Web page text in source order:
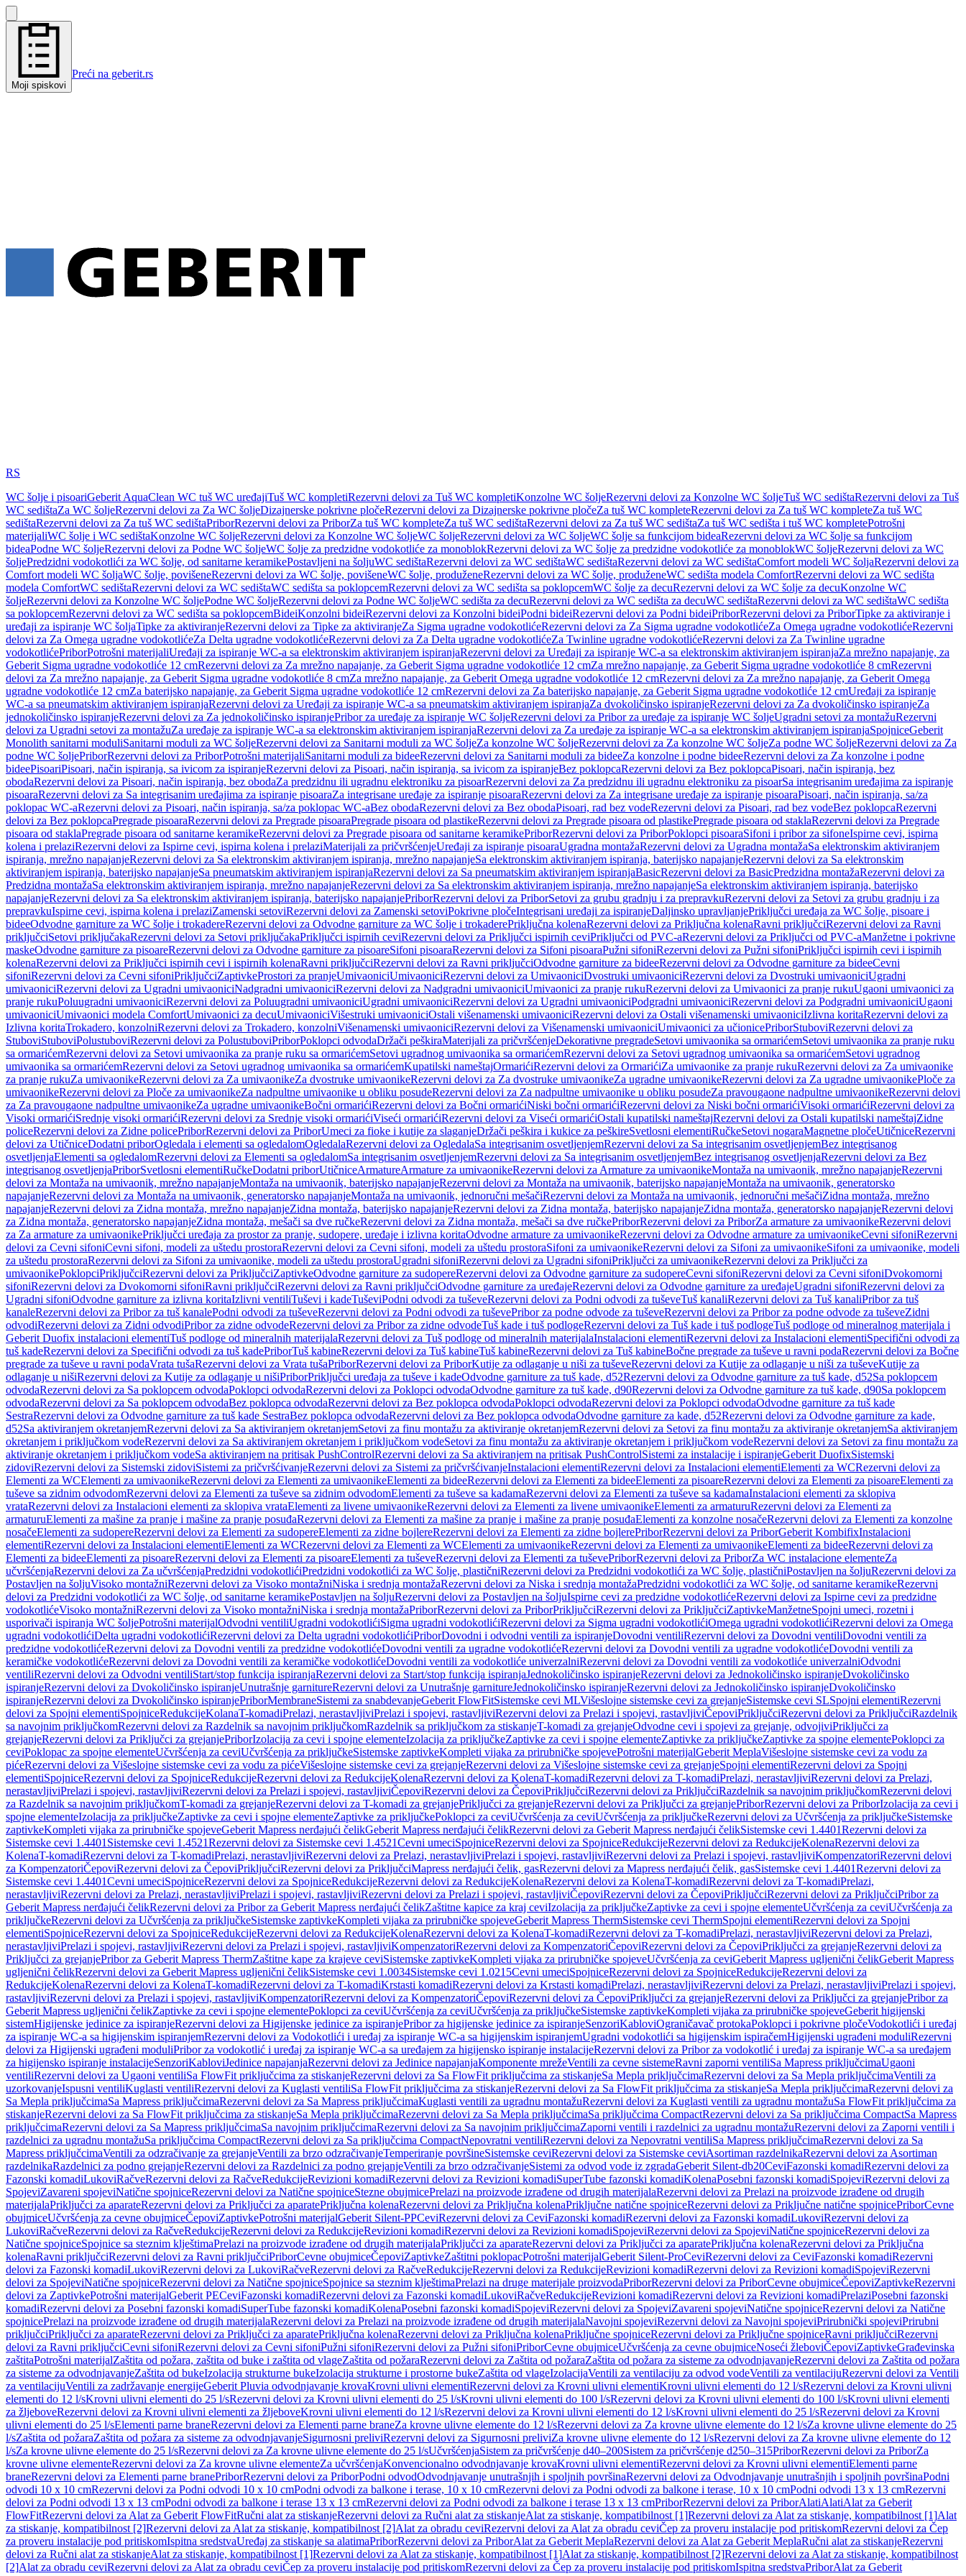
Moji spiskovi
Preći na geberit.rs
RS
WC šolje i pisoariGeberit AquaClean WC tuš WC uređajiTuš WC kompletiRezervni delovi za Tuš WC kompletiKonzolne WC šoljeRezervni delovi za Konzolne WC šoljeTuš WC sedištaRezervni delovi za Tuš
WC sedištaZa WC šoljeRezervni delovi za Za WC šoljeDizajnerske pokrivne pločeRezervni delovi za Dizajnerske pokrivne pločeZa tuš WC kompleteRezervni delovi za Za tuš WC kompleteZa tuš WC
sedištaRezervni delovi za Za tuš WC sedištaPriborRezervni delovi za PriborZa tuš WC kompleteZa tuš WC sedištaRezervni delovi za Za tuš WC sedištaZa tuš WC sedišta i tuš WC kompletePotrošni
materijaliWC šolje i WC sedištaKonzolne WC šoljeRezervni delovi za Konzolne WC šoljeWC šoljeRezervni delovi za WC šoljeWC šolje sa funkcijom bideaRezervni delovi za WC šolje sa funkcijom
bideaPodne WC šoljeRezervni delovi za Podne WC šoljeWC šolje za predzidne vodokotliće za monoblokRezervni delovi za WC šolje za predzidne vodokotliće za monoblokWC šoljeRezervni delovi za WC
šoljePredzidni vodokotlići za WC šolje, od sanitarne keramikePostavljeni na šoljuWC sedištaRezervni delovi za WC sedištaWC sedištaRezervni delovi za WC sedištaComfort modeli WC šoljaRezervni delovi za
Comfort modeli WC šoljaWC šolje, povišeneRezervni delovi za WC šolje, povišeneWC šolje, produženeRezervni delovi za WC šolje, produženeWC sedišta modela ComfortRezervni delovi za WC sedišta
modela ComfortWC sedištaRezervni delovi za WC sedištaWC sedišta sa poklopcemRezervni delovi za WC sedišta sa poklopcemWC šolje za decuRezervni delovi za WC šolje za decuKonzolne WC
šoljeRezervni delovi za Konzolne WC šoljePodne WC šoljeRezervni delovi za Podne WC šoljeWC sedišta za decuRezervni delovi za WC sedišta za decuWC sedištaRezervni delovi za WC sedištaWC sedišta
sa poklopcemRezervni delovi za WC sedišta sa poklopcemBideiKonzolni bideiRezervni delovi za Konzolni bideiPodni bideiRezervni delovi za Podni bideiPriborRezervni delovi za PriborTipke za aktiviranje i
uređaji za ispiranje WC šoljaTipke za aktiviranjeRezervni delovi za Tipke za aktiviranjeZa Sigma ugradne vodokotlićeRezervni delovi za Za Sigma ugradne vodokotlićeZa Omega ugradne vodokotlićeRezervni
delovi za Za Omega ugradne vodokotlićeZa Delta ugradne vodokotlićeRezervni delovi za Za Delta ugradne vodokotlićeZa Twinline ugradne vodokotlićeRezervni delovi za Za Twinline ugradne
vodokotlićePriborPotrošni materijaliUređaji za ispiranje WC-a sa elektronskim aktiviranjem ispiranjaRezervni delovi za Uređaji za ispiranje WC-a sa elektronskim aktiviranjem ispiranjaZa mrežno napajanje, za
Geberit Sigma ugradne vodokotliće 12 cmRezervni delovi za Za mrežno napajanje, za Geberit Sigma ugradne vodokotliće 12 cmZa mrežno napajanje, za Geberit Sigma ugradne vodokotliće 8 cmRezervni
delovi za Za mrežno napajanje, za Geberit Sigma ugradne vodokotliće 8 cmZa mrežno napajanje, za Geberit Omega ugradne vodokotliće 12 cmRezervni delovi za Za mrežno napajanje, za Geberit Omega
ugradne vodokotliće 12 cmZa baterijsko napajanje, za Geberit Sigma ugradne vodokotliće 12 cmRezervni delovi za Za baterijsko napajanje, za Geberit Sigma ugradne vodokotliće 12 cmUređaji za ispiranje
WC-a sa pneumatskim aktiviranjem ispiranjaRezervni delovi za Uređaji za ispiranje WC-a sa pneumatskim aktiviranjem ispiranjaZa dvokoličinsko ispiranjeRezervni delovi za Za dvokoličinsko ispiranjeZa
jednokoličinsko ispiranjeRezervni delovi za Za jednokoličinsko ispiranjePribor za uređaje za ispiranje WC šoljeRezervni delovi za Pribor za uređaje za ispiranje WC šoljeUgradni setovi za montažuRezervni
delovi za Ugradni setovi za montažuZa uređaje za ispiranje WC-a sa elektronskim aktiviranjem ispiranjaRezervni delovi za Za uređaje za ispiranje WC-a sa elektronskim aktiviranjem ispiranjaSpojniceGeberit
Monolith sanitarni moduliSanitarni moduli za WC šoljeRezervni delovi za Sanitarni moduli za WC šoljeZa konzolne WC šoljeRezervni delovi za Za konzolne WC šoljeZa podne WC šoljeRezervni delovi za Za
podne WC šoljePriborRezervni delovi za PriborPotrošni materijaliSanitarni moduli za bideeRezervni delovi za Sanitarni moduli za bideeZa konzolne i podne bideeRezervni delovi za Za konzolne i podne
bideePisoariPisoari, način ispiranja, sa ivicom za ispiranjeRezervni delovi za Pisoari, način ispiranja, sa ivicom za ispiranjeBez poklopcaRezervni delovi za Bez poklopcaPisoari, način ispiranja, bez
obodaRezervni delovi za Pisoari, način ispiranja, bez obodaZa predzidnu ili ugradnu elektroniku za pisoarRezervni delovi za Za predzidnu ili ugradnu elektroniku za pisoarSa integrisanim uređajima za ispiranje
pisoaraRezervni delovi za Sa integrisanim uređajima za ispiranje pisoaraZa integrisane uređaje za ispiranje pisoaraRezervni delovi za Za integrisane uređaje za ispiranje pisoaraPisoari, način ispiranja, sa/za
poklopac WC-aRezervni delovi za Pisoari, način ispiranja, sa/za poklopac WC-aBez obodaRezervni delovi za Bez obodaPisoari, rad bez vodeRezervni delovi za Pisoari, rad bez vodeBez poklopcaRezervni
delovi za Bez poklopcaPregrade pisoaraRezervni delovi za Pregrade pisoaraPregrade pisoara od plastikeRezervni delovi za Pregrade pisoara od plastikePregrade pisoara od staklaRezervni delovi za Pregrade
pisoara od staklaPregrade pisoara od sanitarne keramikeRezervni delovi za Pregrade pisoara od sanitarne keramikePriborRezervni delovi za PriborPoklopci pisoaraSifoni i pribor za sifoneIspirne cevi, ispirna
kolena i prelaziRezervni delovi za Ispirne cevi, ispirna kolena i prelaziMaterijali za pričvršćenjeUređaji za ispiranje pisoaraUgradna montažaRezervni delovi za Ugradna montažaSa elektronskim aktiviranjem
ispiranja, mrežno napajanjeRezervni delovi za Sa elektronskim aktiviranjem ispiranja, mrežno napajanjeSa elektronskim aktiviranjem ispiranja, baterijsko napajanjeRezervni delovi za Sa elektronskim
aktiviranjem ispiranja, baterijsko napajanjeSa pneumatskim aktiviranjem ispiranjaRezervni delovi za Sa pneumatskim aktiviranjem ispiranjaBasicRezervni delovi za BasicPredzidna montažaRezervni delovi za
Predzidna montažaSa elektronskim aktiviranjem ispiranja, mrežno napajanjeRezervni delovi za Sa elektronskim aktiviranjem ispiranja, mrežno napajanjeSa elektronskim aktiviranjem ispiranja, baterijsko
napajanjeRezervni delovi za Sa elektronskim aktiviranjem ispiranja, baterijsko napajanjePriborRezervni delovi za PriborSetovi za grubu gradnju i za prepravkuRezervni delovi za Setovi za grubu gradnju i za
prepravkuIspirne cevi, ispirna kolena i prelaziZamenski setoviRezervni delovi za Zamenski setoviPokrivne pločeIntegrisani uređaji za ispiranjeDaljinsko upravljanjePriključci uređaja za WC šolje, pisoare i
bideeOdvodne garniture za WC šolje i trokadereRezervni delovi za Odvodne garniture za WC šolje i trokaderePriključna kolenaRezervni delovi za Priključna kolenaRavni priključciRezervni delovi za Ravni
priključciSetovi priključakaRezervni delovi za Setovi priključakaPriključci ispirnih ceviRezervni delovi za Priključci ispirnih ceviPriključci od PVC-aRezervni delovi za Priključci od PVC-aManžetne i pokrivne
maskeOdvodne garniture za pisoareRezervni delovi za Odvodne garniture za pisoareSifoni pisoaraRezervni delovi za Sifoni pisoaraPužni sifoniRezervni delovi za Pužni sifoniPriključci ispirnih cevi i ispirnih
kolenaRezervni delovi za Priključci ispirnih cevi i ispirnih kolenaRavni priključciRezervni delovi za Ravni priključciOdvodne garniture za bideeRezervni delovi za Odvodne garniture za bideeCevni
sifoniRezervni delovi za Cevni sifoniPriključciZaptivkeProstori za pranjeUmivaoniciUmivaoniciRezervni delovi za UmivaoniciDvostruki umivaoniciRezervni delovi za Dvostruki umivaoniciUgradni
umivaoniciRezervni delovi za Ugradni umivaoniciNadgradni umivaoniciRezervni delovi za Nadgradni umivaoniciUmivaonici za pranje rukuRezervni delovi za Umivaonici za pranje rukuUgaoni umivaonici za
pranje rukuPoluugradni umivaoniciRezervni delovi za Poluugradni umivaoniciUgradni umivaoniciRezervni delovi za Ugradni umivaoniciPodgradni umivaoniciRezervni delovi za Podgradni umivaoniciUgaoni
umivaoniciUmivaonici modela ComfortUmivaonici za decuUmivaoniciVišestruki umivaoniciOstali višenamenski umivaoniciRezervni delovi za Ostali višenamenski umivaoniciIzlivna koritaRezervni delovi za
Izlivna koritaTrokadero, konzolniRezervni delovi za Trokadero, konzolniVišenamenski umivaoniciRezervni delovi za Višenamenski umivaoniciUmivaonici za učionicePriborStuboviRezervni delovi za
StuboviStuboviPolustuboviRezervni delovi za PolustuboviPriborPoklopci odvodaDržači peškiraMaterijali za pričvršćenjeDekorativne pregradeSetovi umivaonika sa ormarićemSetovi umivaonika za pranje ruku
sa ormarićemRezervni delovi za Setovi umivaonika za pranje ruku sa ormarićemSetovi ugradnog umivaonika sa ormarićemRezervni delovi za Setovi ugradnog umivaonika sa ormarićemSetovi ugradnog
umivaonika sa ormarićemRezervni delovi za Setovi ugradnog umivaonika sa ormarićemKupatilski nameštajOrmarićiRezervni delovi za OrmarićiZa umivaonike za pranje rukuRezervni delovi za Za umivaonike
za pranje rukuZa umivaonikeRezervni delovi za Za umivaonikeZa dvostruke umivaonikeRezervni delovi za Za dvostruke umivaonikeZa ugradne umivaonikeRezervni delovi za Za ugradne umivaonikePloče za
umivaonikeRezervni delovi za Ploče za umivaonikeZa nadpultne umivaonike u obliku posudeRezervni delovi za Za nadpultne umivaonike u obliku posudeZa pravougaone nadpultne umivaonikeRezervni delovi
za Za pravougaone nadpultne umivaonikeZa ugradne umivaonikeBočni ormarićiRezervni delovi za Bočni ormarićiNiski bočni ormarićiRezervni delovi za Niski bočni ormarićiVisoki ormarićiRezervni delovi za
Visoki ormarićiSrednje visoki ormarićiRezervni delovi za Srednje visoki ormarićiViseći ormarićiRezervni delovi za Viseći ormarićiOstali kupatilski nameštajRezervni delovi za Ostali kupatilski nameštajZidne
policeRezervni delovi za Zidne policePriborRezervni delovi za PriborUmeci za fioke i kutije za slaganjeDržači peškira i kukice za peškireSvetlosni elementiRučkeSetovi nogaraMagnetne pločeUtičniceRezervni
delovi za UtičniceDodatni priborOgledala i elementi sa ogledalomOgledalaRezervni delovi za OgledalaSa integrisanim osvetljenjemRezervni delovi za Sa integrisanim osvetljenjemBez integrisanog
osvetljenjaElementi sa ogledalomRezervni delovi za Elementi sa ogledalomSa integrisanim osvetljenjemRezervni delovi za Sa integrisanim osvetljenjemBez integrisanog osvetljenjaRezervni delovi za Bez
integrisanog osvetljenjaPriborSvetlosni elementiRučkeDodatni priborUtičniceArmatureArmature za umivaonikeRezervni delovi za Armature za umivaonikeMontaža na umivaonik, mrežno napajanjeRezervni
delovi za Montaža na umivaonik, mrežno napajanjeMontaža na umivaonik, baterijsko napajanjeRezervni delovi za Montaža na umivaonik, baterijsko napajanjeMontaža na umivaonik, generatorsko
napajanjeRezervni delovi za Montaža na umivaonik, generatorsko napajanjeMontaža na umivaonik, jednoručni mešačiRezervni delovi za Montaža na umivaonik, jednoručni mešačiZidna montaža, mrežno
napajanjeRezervni delovi za Zidna montaža, mrežno napajanjeZidna montaža, baterijsko napajanjeRezervni delovi za Zidna montaža, baterijsko napajanjeZidna montaža, generatorsko napajanjeRezervni delovi
za Zidna montaža, generatorsko napajanjeZidna montaža, mešači sa dve ručkeRezervni delovi za Zidna montaža, mešači sa dve ručkePriborRezervni delovi za PriborZa armature za umivaonikeRezervni delovi
za Za armature za umivaonikePriključci uređaja za prostor za pranje, sudopere, uređaje i izlivna koritaOdvodne armature za umivaonikeRezervni delovi za Odvodne armature za umivaonikeCevni sifoniRezervni
delovi za Cevni sifoniCevni sifoni, modeli za uštedu prostoraRezervni delovi za Cevni sifoni, modeli za uštedu prostoraSifoni za umivaonikeRezervni delovi za Sifoni za umivaonikeSifoni za umivaonike, modeli
za uštedu prostoraRezervni delovi za Sifoni za umivaonike, modeli za uštedu prostoraUgradni sifoniRezervni delovi za Ugradni sifoniPriključci za umivaonikeRezervni delovi za Priključci za
umivaonikePoklopciPriključciRezervni delovi za PriključciZaptivkeOdvodne garniture za sudopereRezervni delovi za Odvodne garniture za sudopereCevni sifoniRezervni delovi za Cevni sifoniDvokomorni
sifoniRezervni delovi za Dvokomorni sifoniRavni priključciRezervni delovi za Ravni priključciOdvodne garniture za uređajeRezervni delovi za Odvodne garniture za uređajeUgradni sifoniRezervni delovi za
Ugradni sifoniOdvodne garniture za izlivna koritaIzlivni ventiliTuševi i kadeTuševiPodni odvodi za tuševeRezervni delovi za Podni odvodi za tuševeTuš kanaliRezervni delovi za Tuš kanaliPribor za tuš
kanaleRezervni delovi za Pribor za tuš kanalePodni odvodi za tuševeRezervni delovi za Podni odvodi za tuševePribor za podne odvode za tuševeRezervni delovi za Pribor za podne odvode za tuševeZidni
odvodiRezervni delovi za Zidni odvodiPribor za zidne odvodeRezervni delovi za Pribor za zidne odvodeTuš kade i tuš podlogeRezervni delovi za Tuš kade i tuš podlogeTuš podloge od mineralnog materijala i
Geberit Duofix instalacioni elementiTuš podloge od mineralnih materijalaRezervni delovi za Tuš podloge od mineralnih materijalaInstalacioni elementiRezervni delovi za Instalacioni elementiSpecifični odvodi za
tuš kadeRezervni delovi za Specifični odvodi za tuš kadePriborTuš kabineRezervni delovi za Tuš kabineTuš kabineRezervni delovi za Tuš kabineBočne pregrade za tuševe u ravni podaRezervni delovi za Bočne
pregrade za tuševe u ravni podaVrata tušaRezervni delovi za Vrata tušaPriborRezervni delovi za PriborKutije za odlaganje u niši za tuševeRezervni delovi za Kutije za odlaganje u niši za tuševeKutije za
odlaganje u nišiRezervni delovi za Kutije za odlaganje u nišiPriborPriključci uređaja za tuševe i kadeOdvodne garniture za tuš kade, d52Rezervni delovi za Odvodne garniture za tuš kade, d52Sa poklopcem
odvodaRezervni delovi za Sa poklopcem odvodaPoklopci odvodaRezervni delovi za Poklopci odvodaOdvodne garniture za tuš kade, d90Rezervni delovi za Odvodne garniture za tuš kade, d90Sa poklopcem
odvodaRezervni delovi za Sa poklopcem odvodaBez poklopca odvodaRezervni delovi za Bez poklopca odvodaPoklopci odvodaRezervni delovi za Poklopci odvodaOdvodne garniture za tuš kade
SestraRezervni delovi za Odvodne garniture za tuš kade SestraBez poklopca odvodaRezervni delovi za Bez poklopca odvodaOdvodne garniture za kade, d52Rezervni delovi za Odvodne garniture za kade,
d52Sa aktiviranjem okretanjemRezervni delovi za Sa aktiviranjem okretanjemSetovi za finu montažu za aktiviranje okretanjemRezervni delovi za Setovi za finu montažu za aktiviranje okretanjemSa aktiviranjem
okretanjem i priključkom vodeRezervni delovi za Sa aktiviranjem okretanjem i priključkom vodeSetovi za finu montažu za aktiviranje okretanjem i priključkom vodeRezervni delovi za Setovi za finu montažu za
aktiviranje okretanjem i priključkom vodeSa aktiviranjem na pritisak PushControlRezervni delovi za Sa aktiviranjem na pritisak PushControlSistemi za instalacije i ispiranjeGeberit DuofixSistemski
zidoviRezervni delovi za Sistemski zidoviSistemi za pričvršćivanjeRezervni delovi za Sistemi za pričvršćivanjeInstalacioni elementiRezervni delovi za Instalacioni elementiElementi za WCRezervni delovi za
Elementi za WCElementi za umivaonikeRezervni delovi za Elementi za umivaonikeElementi za bideeRezervni delovi za Elementi za bideeElementi za pisoareRezervni delovi za Elementi za pisoareElementi za
tuševe sa zidnim odvodomRezervni delovi za Elementi za tuševe sa zidnim odvodomElementi za tuševe sa kadamaRezervni delovi za Elementi za tuševe sa kadamaInstalacioni elementi za sklopiva
vrataRezervni delovi za Instalacioni elementi za sklopiva vrataElementi za livene umivaonikeRezervni delovi za Elementi za livene umivaonikeElementi za armaturuRezervni delovi za Elementi za
armaturuElementi za mašine za pranje i mašine za pranje posuđaRezervni delovi za Elementi za mašine za pranje i mašine za pranje posuđaElementi za konzolne nosačeRezervni delovi za Elementi za konzolne
nosačeElementi za sudopereRezervni delovi za Elementi za sudopereElementi za zidne bojlereRezervni delovi za Elementi za zidne bojlerePriborRezervni delovi za PriborGeberit KombifixInstalacioni
elementiRezervni delovi za Instalacioni elementiElementi za WCRezervni delovi za Elementi za WCElementi za umivaonikeRezervni delovi za Elementi za umivaonikeElementi za bideeRezervni delovi za
Elementi za bideeElementi za pisoareRezervni delovi za Elementi za pisoareElementi za tuševeRezervni delovi za Elementi za tuševePriborRezervni delovi za PriborZa WC instalacione elementeZa
učvršćenjaRezervni delovi za Za učvršćenjaPredzidni vodokotlićiPredzidni vodokotlići za WC šolje, plastičniRezervni delovi za Predzidni vodokotlići za WC šolje, plastičniPostavljen na šoljuRezervni delovi za
Postavljen na šoljuVisoko montažniRezervni delovi za Visoko montažniNiska i srednja montažaRezervni delovi za Niska i srednja montažaPredzidni vodokotlići za WC šolje, od sanitarne keramikeRezervni
delovi za Predzidni vodokotlići za WC šolje, od sanitarne keramikePostavljen na šoljuRezervni delovi za Postavljen na šoljuIspirne cevi za predzidne vodokotlićeRezervni delovi za Ispirne cevi za predzidne
vodokotlićeVisoko montažniRezervni delovi za Visoko montažniNiska i srednja montažaPriborRezervni delovi za PriborPriključciRezervni delovi za PriključciZaptivkeManžetneSpojni umeci, rozetni i
usporivači ispiranja WC šoljePotrošni materijalOdvodni ventiliUgradni vodokotlićiSigma ugradni vodokotlićiRezervni delovi za Sigma ugradni vodokotlićiOmega ugradni vodokotlićiRezervni delovi za Omega
ugradni vodokotlićiDelta ugradni vodokotlićiRezervni delovi za Delta ugradni vodokotlićiPriborDovodni i odvodni ventili za ispiranjeDovodni ventiliRezervni delovi za Dovodni ventiliDovodni ventili za
predzidne vodokotlićeRezervni delovi za Dovodni ventili za predzidne vodokotlićeDovodni ventili za ugradne vodokotlićeRezervni delovi za Dovodni ventili za ugradne vodokotlićeDovodni ventili za
keramičke vodokotlićeRezervni delovi za Dovodni ventili za keramičke vodokotlićeDovodni ventili za vodokotliće univerzalniRezervni delovi za Dovodni ventili za vodokotliće univerzalniOdvodni
ventiliRezervni delovi za Odvodni ventiliStart/stop funkcija ispiranjaRezervni delovi za Start/stop funkcija ispiranjaJednokoličinsko ispiranjeRezervni delovi za Jednokoličinsko ispiranjeDvokoličinsko
ispiranjeRezervni delovi za Dvokoličinsko ispiranjeUnutrašnje garnitureRezervni delovi za Unutrašnje garnitureJednokoličinsko ispiranjeRezervni delovi za Jednokoličinsko ispiranjeDvokoličinsko
ispiranjeRezervni delovi za Dvokoličinsko ispiranjePriborMembraneSistemi za snabdevanjeGeberit FlowFitSistemske cevi MLVišeslojne sistemske cevi za grejanjeSistemske cevi SLSpojni elementiRezervni
delovi za Spojni elementiSpojniceRedukcijeKolanaT-komadiPrelazi, nerastavljiviPrelazi i spojevi, rastavljiviRezervni delovi za Prelazi i spojevi, rastavljiviČepoviPriključciRezervni delovi za PriključciRazdelnik
sa navojnim priključkomRezervni delovi za Razdelnik sa navojnim priključkomRazdelnik sa priključkom za stiskanjeT-komadi za grejanjeOdvodne cevi i spojevi za grejanje, odvojiviPriključci za
grejanjeRezervni delovi za Priključci za grejanjePriborIzolacija za cevi i spojne elementeIzolacija za priključkeZaptivke za cevi i spojne elementeZaptivke za priključkeZaptivke za spojne elementePoklopci za
ceviPoklopac za spojne elementeUčvršćenja za ceviUčvršćenja za priključkeSistemske zaptivkeKompleti vijaka za prirubničke spojevePotrošni materijalGeberit MeplaVišeslojne sistemske cevi za vodu za
pićeRezervni delovi za Višeslojne sistemske cevi za vodu za pićeVišeslojne sistemske cevi za grejanjeRezervni delovi za Višeslojne sistemske cevi za grejanjeSpojni elementiRezervni delovi za Spojni
elementiSpojniceRezervni delovi za SpojniceRedukcijeRezervni delovi za RedukcijeKolenaRezervni delovi za KolenaT-komadiRezervni delovi za T-komadiPrelazi, nerastavljiviRezervni delovi za Prelazi,
nerastavljiviPrelazi i spojevi, rastavljiviRezervni delovi za Prelazi i spojevi, rastavljiviČepoviRezervni delovi za ČepoviPriključciRezervni delovi za PriključciRazdelnik sa navojnim priključkomRezervni delovi
za Razdelnik sa navojnim priključkomT-komadi za grejanjeRezervni delovi za T-komadi za grejanjePriključci za grejanjeRezervni delovi za Priključci za grejanjePriborRezervni delovi za PriborIzolacija za cevi i
spojne elementeIzolacija za priključkeZaptivke za cevi i spojne elementeZaptivke za priključkePoklopci za ceviUčvršćenja za ceviUčvršćenja za priključkeRezervni delovi za Učvršćenja za priključkeSistemske
zaptivkeKompleti vijaka za prirubničke spojeveGeberit Mapress nerđajući čelikGeberit Mapress nerđajući čelikRezervni delovi za Geberit Mapress nerđajući čelikSistemske cevi 1.4401Rezervni delovi za
Sistemske cevi 1.4401 Sistemske cevi 1.4521Rezervni delovi za Sistemske cevi 1.4521Cevni umeciSpojniceRezervni delovi za SpojniceRedukcijeRezervni delovi za RedukcijeKolenaRezervni delovi za
KolenaT-komadiRezervni delovi za T-komadiPrelazi, nerastavljiviRezervni delovi za Prelazi, nerastavljiviPrelazi i spojevi, rastavljiviRezervni delovi za Prelazi i spojevi, rastavljiviKompenzatoriRezervni delovi
za KompenzatoriČepoviRezervni delovi za ČepoviPriključciRezervni delovi za PriključciMapress nerđajući čelik, gasRezervni delovi za Mapress nerđajući čelik, gasSistemske cevi 1.4401Rezervni delovi za
Sistemske cevi 1.4401Cevni umeciSpojniceRezervni delovi za SpojniceRedukcijeRezervni delovi za RedukcijeKolenaRezervni delovi za KolenaT-komadiRezervni delovi za T-komadiPrelazi,
nerastavljiviRezervni delovi za Prelazi, nerastavljiviPrelazi i spojevi, rastavljiviRezervni delovi za Prelazi i spojevi, rastavljiviČepoviRezervni delovi za ČepoviPriključciRezervni delovi za PriključciPribor za
Geberit Mapress nerđajući čelikRezervni delovi za Pribor za Geberit Mapress nerđajući čelikZaštitne kapice za kraj ceviIzolacija za priključkeZaptivke za cevi i spojne elementeUčvršćenja za ceviUčvršćenja za
priključkeRezervni delovi za Učvršćenja za priključkeSistemske zaptivkeKompleti vijaka za prirubničke spojeveGeberit Mapress ThermSistemske cevi ThermSpojni elementiRezervni delovi za Spojni
elementiSpojniceRezervni delovi za SpojniceRedukcijeRezervni delovi za RedukcijeKolenaRezervni delovi za KolenaT-komadiRezervni delovi za T-komadiPrelazi, nerastavljiviRezervni delovi za Prelazi,
nerastavljiviPrelazi i spojevi, rastavljiviRezervni delovi za Prelazi i spojevi, rastavljiviKompenzatoriRezervni delovi za KompenzatoriČepoviRezervni delovi za ČepoviPriključci za grejanjeRezervni delovi za
Priključci za grejanjePribor za Geberit Mapress ThermZaštitne kape za krajeve ceviSistemske zaptivkeKompleti vijaka za prirubničke spojeveUčvršćenja za ceviGeberit Mapress ugljenični čelikGeberit Mapress
ugljenični čelikRezervni delovi za Geberit Mapress ugljenični čelikSistemske cevi 1.0034Sistemske cevi 1.0215Cevni umeciSpojniceRezervni delovi za SpojniceRedukcijeRezervni delovi za
RedukcijeKolenaRezervni delovi za KolenaT-komadiRezervni delovi za T-komadiKrstasti komadiRezervni delovi za Krstasti komadiPrelazi, nerastavljiviRezervni delovi za Prelazi, nerastavljiviPrelazi i spojevi,
rastavljiviRezervni delovi za Prelazi i spojevi, rastavljiviKompenzatoriRezervni delovi za KompenzatoriČepoviRezervni delovi za ČepoviPriključci za grejanjeRezervni delovi za Priključci za grejanjePribor za
Geberit Mapress ugljenični čelikZaptivke za cevi i spojne elementePoklopci za ceviUčvršćenja za ceviUčvršćenja za priključkeSistemske zaptivkeKompleti vijaka za prirubničke spojeveGeberit higijenski
sistemHigijenske jedinice za ispiranjeRezervni delovi za Higijenske jedinice za ispiranjePribor za higijenske jedinice za ispiranjeSenzoriKabloviOgraničavač protokaPoklopci i pokrivne pločeVodokotlići i uređaj
za ispiranje WC-a sa higijenskim ispiranjemRezervni delovi za Vodokotlići i uređaj za ispiranje WC-a sa higijenskim ispiranjemUgradni vodokotlići sa higijenskim ispiračemHigijenski ugrađeni moduliRezervni
delovi za Higijenski ugrađeni moduliPribor za vodokotlić i uređaj za ispiranje WC-a sa uređajem za higijensko ispiranje instalacijeRezervni delovi za Pribor za vodokotlić i uređaj za ispiranje WC-a sa uređajem
za higijensko ispiranje instalacijeSenzoriKabloviJedinice napajanjaRezervni delovi za Jedinice napajanjaKomponente mrežeVentili za cevne sistemeRavni zaporni ventiliSa Mapress priključcimaUgaoni
ventiliRezervni delovi za Ugaoni ventiliSa FlowFit priključcima za stiskanjeRezervni delovi za Sa FlowFit priključcima za stiskanjeSa Mepla priključcimaRezervni delovi za Sa Mepla priključcimaVentili za
uzorkovanjeIspusni ventiliKuglasti ventiliRezervni delovi za Kuglasti ventiliSa FlowFit priključcima za stiskanjeRezervni delovi za Sa FlowFit priključcima za stiskanjeSa Mepla priključcimaRezervni delovi za
Sa Mepla priključcimaSa Mapress priključcimaRezervni delovi za Sa Mapress priključcimaKuglasti ventili za ugradnu montažuRezervni delovi za Kuglasti ventili za ugradnu montažuSa FlowFit priključcima za
stiskanjeRezervni delovi za Sa FlowFit priključcima za stiskanjeSa Mepla priključcimaRezervni delovi za Sa Mepla priključcimaSa priključcima CompactRezervni delovi za Sa priključcima CompactSa Mapress
priključcimaRezervni delovi za Sa Mapress priključcimaSa navojnim priključcimaRezervni delovi za Sa navojnim priključcimaZaporni ventili i razdelnici za ugradnu montažuRezervni delovi za Zaporni ventili i
razdelnici za ugradnu montažuSa priključcima CompactRezervni delovi za Sa priključcima CompactNepovratni ventiliRezervni delovi za Nepovratni ventiliSa Mapress priključcimaRezervni delovi za Sa
Mapress priključcimaVentili za odzračivanje za grejanjeVentili za brzo odzračivanjeTemperiranje površineSistemske ceviRezervni delovi za Sistemske ceviAsortiman razdelnikaRezervni delovi za Asortiman
razdelnikaRazdelnici za podno grejanjeRezervni delovi za Razdelnici za podno grejanjeVentili za brzo odzračivanjeSistemi za odvod vode iz zgradaGeberit Silent-db20CeviFazonski komadiRezervni delovi za
Fazonski komadiLukoviRačveRezervni delovi za RačveRedukcijeRevizioni komadiRezervni delovi za Revizioni komadiSuperTube fazonski komadiKolenaPosebni fazonski komadiSpojeviRezervni delovi za
SpojeviZavareni spojeviNatične spojniceRezervni delovi za Natične spojniceStezne obujmicePrelazi na proizvode izrađene od drugih materijalaRezervni delovi za Prelazi na proizvode izrađene od drugih
materijalaPriključci za aparateRezervni delovi za Priključci za aparatePriključna kolenaRezervni delovi za Priključna kolenaPriključne natične spojniceRezervni delovi za Priključne natične spojnicePriborCevne
obujmiceUčvršćenja za cevne obujmiceČepoviZaptivkePotrošni materijalGeberit Silent-PPCeviRezervni delovi za CeviFazonski komadiRezervni delovi za Fazonski komadiLukoviRezervni delovi za
LukoviRačveRezervni delovi za RačveRedukcijeRezervni delovi za RedukcijeRevizioni komadiRezervni delovi za Revizioni komadiSpojeviRezervni delovi za SpojeviNatične spojniceRezervni delovi za
Natične spojniceSpojnice sa steznim klještimaPrelazi na proizvode izrađene od drugih materijalaPriključci za aparateRezervni delovi za Priključci za aparatePriključna kolenaRezervni delovi za Priključna
kolenaRavni priključciRezervni delovi za Ravni priključciPriborCevne obujmiceČepoviZaptivkeZaštitni poklopacPotrošni materijalGeberit Silent-ProCeviRezervni delovi za CeviFazonski komadiRezervni
delovi za Fazonski komadiLukoviRezervni delovi za LukoviRačveRezervni delovi za RačveRedukcijeRezervni delovi za RedukcijeRevizioni komadiRezervni delovi za Revizioni komadiSpojeviRezervni
delovi za SpojeviNatične spojniceRezervni delovi za Natične spojniceSpojnice sa steznim klještimaPrelazi na druge materijale proizvodaPriborRezervni delovi za PriborCevne obujmiceČepoviZaptivkeRezervni
delovi za ZaptivkePotrošni materijalGeberit PECeviFazonski komadiRezervni delovi za Fazonski komadiLukoviRačveRedukcijeRevizioni komadiRezervni delovi za Revizioni komadiPrelaziPosebni fazonski
komadiRezervni delovi za Posebni fazonski komadiSuperTube fazonski komadiKolenaPosebni fazonski komadiSpojeviRezervni delovi za SpojeviZavareni spojeviNatične spojniceRezervni delovi za Natične
spojnicePrelazi na proizvode izrađene od drugih materijalaRezervni delovi za Prelazi na proizvode izrađene od drugih materijalaNavojni spojeviRezervni delovi za Navojni spojeviPrirubnički spojeviPrirubni
priključciPriključci za aparateRezervni delovi za Priključci za aparatePriključna kolenaRezervni delovi za Priključna kolenaPriključne spojniceRezervni delovi za Priključne spojniceRavni priključciRezervni
delovi za Ravni priključciCevni sifoniRezervni delovi za Cevni sifoniPužni sifoniRezervni delovi za Pužni sifoniPriborCevne obujmiceUčvršćenja za cevne obujmiceNoseći žleboviČepoviZaptivkeGrađevinska
zaštitaPotrošni materijalZaštita od požara, zaštita od buke i zaštita od vlageZaštita od požaraRezervni delovi za Zaštita od požaraZaštita od požara za sisteme za odvodnjavanjeRezervni delovi za Zaštita od požara
za sisteme za odvodnjavanjeZaštita od bukeIzolacija strukturne bukeIzolacija strukturne i prostorne bukeZaštita od vlageIzolacijaVentili za ventilaciju za odvod vodeVentili za ventilacijuRezervni delovi za Ventili
za ventilacijuVentili za zadržavanje energijeGeberit Pluvia odvodnjavanje krovaKrovni ulivni elementiRezervni delovi za Krovni ulivni elementiKrovni ulivni elementi do 12 l/sRezervni delovi za Krovni ulivni
elementi do 12 l/sKrovni ulivni elementi do 25 l/sRezervni delovi za Krovni ulivni elementi do 25 l/sKrovni ulivni elementi do 100 l/sRezervni delovi za Krovni ulivni elementi do 100 l/sKrovni ulivni elementi
za žljeboveRezervni delovi za Krovni ulivni elementi za žljeboveKrovni ulivni elementi do 12 l/sRezervni delovi za Krovni ulivni elementi do 12 l/sKrovni ulivni elementi do 25 l/sRezervni delovi za Krovni
ulivni elementi do 25 l/sElementi parne braneRezervni delovi za Elementi parne braneZa krovne ulivne elemente do 12 l/sRezervni delovi za Za krovne ulivne elemente do 12 l/sZa krovne ulivne elemente do 25
l/sZaštita od požaraZaštita od požara za sisteme za odvodnjavanjeSigurnosni preliviRezervni delovi za Sigurnosni preliviZa krovne ulivne elemente do 12 l/sRezervni delovi za Za krovne ulivne elemente do 12
l/sZa krovne ulivne elemente do 25 l/sRezervni delovi za Za krovne ulivne elemente do 25 l/sUčvršćenjaSistem za pričvršćenje d40–200Sistem za pričvršćenje d250–315PriborRezervni delovi za PriborZa
krovne ulivne elementeRezervni delovi za Za krovne ulivne elementeZa učvršćenjaKonvencionalno odvodnjavanje krovaKrovni ulivni elementiRezervni delovi za Krovni ulivni elementiElementi parne
braneRezervni delovi za Elementi parne branePriborRezervni delovi za PriborPodni odvodOdvodnjavanje unutrašnjih i spoljnih površinaRezervni delovi za Odvodnjavanje unutrašnjih i spoljnih površinaPodni
odvodi 10 x 10 cmRezervni delovi za Podni odvodi 10 x 10 cmPodni odvodi za balkone i terase, 10 x 10 cmRezervni delovi za Podni odvodi za balkone i terase, 10 x 10 cmPodni odvodi 13 x 13 cmRezervni
delovi za Podni odvodi 13 x 13 cmPodni odvodi za balkone i terase 13 x 13 cmRezervni delovi za Podni odvodi za balkone i terase 13 x 13 cmPriborRezervni delovi za PriborAlatiAlatiAlat za Geberit
FlowFitRezervni delovi za Alat za Geberit FlowFitRučni alat za stiskanjeRezervni delovi za Ručni alat za stiskanjeAlat za stiskanje, kompatibilnost [1]Rezervni delovi za Alat za stiskanje, kompatibilnost [1]Alat
za stiskanje, kompatibilnost [2]Rezervni delovi za Alat za stiskanje, kompatibilnost [2]Alat za obradu ceviRezervni delovi za Alat za obradu ceviČep za proveru instalacije pod pritiskomRezervni delovi za Čep
za proveru instalacije pod pritiskomIspitna sredstvaUređaj za stiskanje sa alatimaPriborRezervni delovi za PriborAlat za Geberit MeplaRezervni delovi za Alat za Geberit MeplaRučni alat za stiskanjeRezervni
delovi za Ručni alat za stiskanjeAlat za stiskanje, kompatibilnost [1]Rezervni delovi za Alat za stiskanje, kompatibilnost [1]Alat za stiskanje, kompatibilnost [2]Rezervni delovi za Alat za stiskanje, kompatibilnost
[2]Alat za obradu ceviRezervni delovi za Alat za obradu ceviČep za proveru instalacije pod pritiskomRezervni delovi za Čep za proveru instalacije pod pritiskomIspitna sredstvaPriborAlat za Geberit